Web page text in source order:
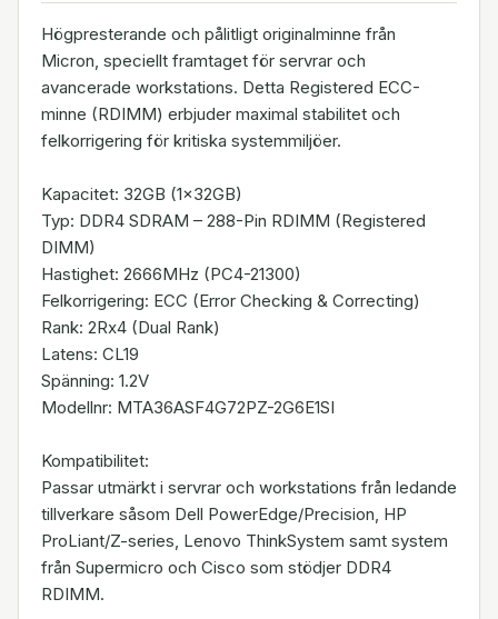
Högpresterande och pålitligt originalminne från
Micron, speciellt framtaget för servrar och
avancerade workstations. Detta Registered ECC-
minne (RDIMM) erbjuder maximal stabilitet och
felkorrigering för kritiska systemmiljöer.
Kapacitet: 32GB (1x32GB)
Typ: DDR4 SDRAM – 288-Pin RDIMM (Registered
DIMM)
Hastighet: 2666MHz (PC4-21300)
Felkorrigering: ECC (Error Checking & Correcting)
Rank: 2Rx4 (Dual Rank)
Latens: CL19
Spänning: 1.2V
Modellnr: MTA36ASF4G72PZ-2G6E1SI
Kompatibilitet:
Passar utmärkt i servrar och workstations från ledande
tillverkare såsom Dell PowerEdge/Precision, HP
ProLiant/Z-series, Lenovo ThinkSystem samt system
från Supermicro och Cisco som stödjer DDR4
RDIMM.